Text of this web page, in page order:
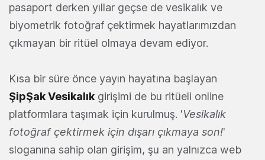
pasaport derken yıllar geçse de vesikalık ve
biyometrik fotoğraf çektirmek hayatlarımızdan
çıkmayan bir ritüel olmaya devam ediyor.
Kısa bir süre önce yayın hayatına başlayan
ŞipŞak Vesikalık girişimi de bu ritüeli online
platformlara taşımak için kurulmuş. 'Vesikalık
fotoğraf çektirmek için dışarı çıkmaya son!'
sloganına sahip olan girişim, şu an yalnızca web